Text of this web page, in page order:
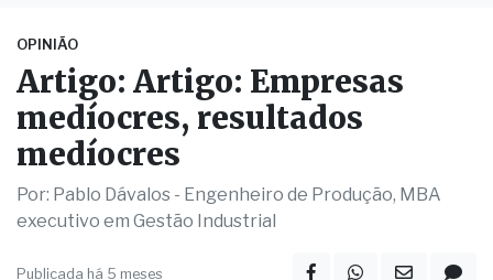
Artigo: Artigo: Empresas
medíocres, resultados
medíocres
Por: Pablo Dávalos - Engenheiro de Produção, MBA
executivo em Gestão Industrial